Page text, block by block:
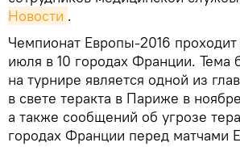
Новости .
Чемпионат Европы-2016 проходит
июля в 10 городах Франции. Тема
на турнире является одной из
в свете теракта в Париже в
а также сообщений об угрозе
городах Франции перед матчами